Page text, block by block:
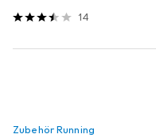
14
Zubehör Running